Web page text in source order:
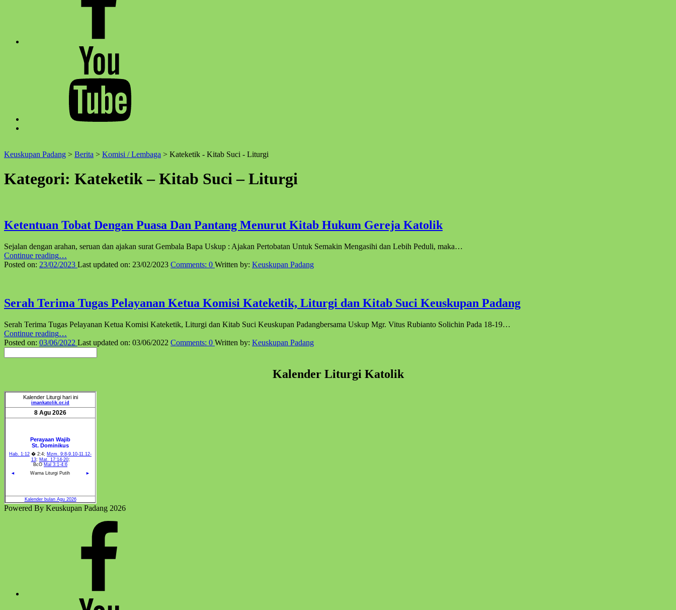
↑
Keuskupan Padang > Berita > Komisi / Lembaga > Kateketik - Kitab Suci - Liturgi
Kategori: Kateketik – Kitab Suci – Liturgi
Ketentuan Tobat Dengan Puasa Dan Pantang Menurut Kitab Hukum Gereja Katolik
Sejalan dengan arahan, seruan dan ajakan surat Gembala Bapa Uskup : Ajakan Pertobatan Untuk Semakin Mengasihi dan Lebih Peduli, maka…
Continue reading“Ketentuan
Tobat
Pantang
Menurut
Hukum
Gereja
Katolik”
…
Posted on: 23/02/2023 Last updated on: 23/02/2023 Comments: 0 Written by: Keuskupan Padang
Serah Terima Tugas Pelayanan Ketua Komisi Kateketik, Liturgi dan Kitab Suci Keuskupan Padang
Serah Terima Tugas Pelayanan Ketua Komisi Kateketik, Liturgi dan Kitab Suci Keuskupan Padangbersama Uskup Mgr. Vitus Rubianto Solichin Pada 18-19…
Continue reading“Serah
Terima
Pelayanan
Liturgi
dan
Kitab
Padang”
…
Posted on: 03/06/2022 Last updated on: 03/06/2022 Comments: 0 Written by: Keuskupan Padang
Kalender Liturgi Katolik
Powered By Keuskupan Padang 2026